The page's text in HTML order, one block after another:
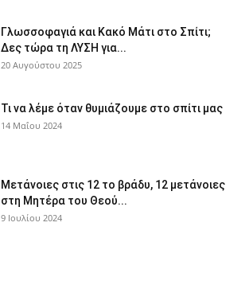
Γλωσσοφαγιά και Κακό Μάτι στο Σπίτι;
Δες τώρα τη ΛΥΣΗ για...
20 Αυγούστου 2025
Τι να λέμε όταν θυμιάζουμε στο σπίτι μας
14 Μαΐου 2024
Μετάνοιες στις 12 το βράδυ, 12 μετάνοιες
στη Μητέρα του Θεού...
9 Ιουλίου 2024